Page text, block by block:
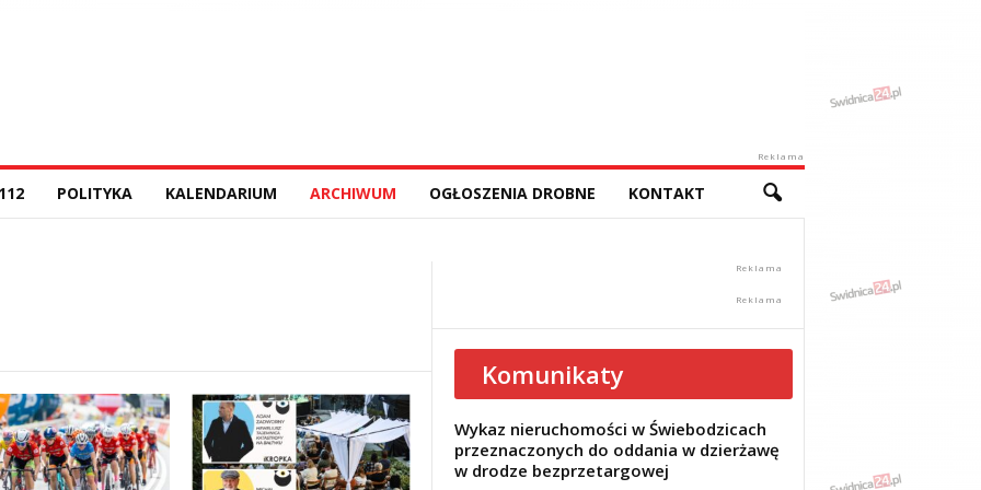
Reklama
112 POLITYKA KALENDARIUM ARCHIWUM OGŁOSZENIA DROBNE KONTAKT
Komunikaty
Wykaz nieruchomości w Świebodzicach
przeznaczonych do oddania w dzierżawę
w drodze bezprzetargowej